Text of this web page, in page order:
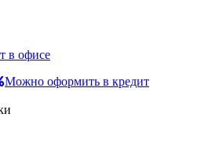
Можно оформить в кредит